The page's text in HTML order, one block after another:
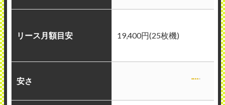
リース月額目安 19,400円(25枚機)
安さ